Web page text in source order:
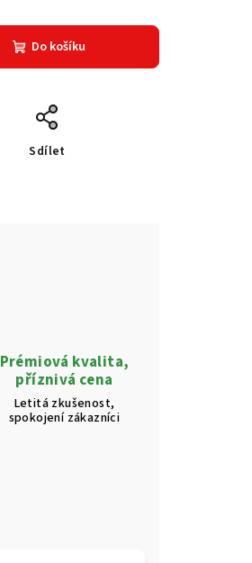
Do košíku
Sdílet
Prémiová kvalita,
příznivá cena
Letitá zkušenost,
spokojení zákazníci